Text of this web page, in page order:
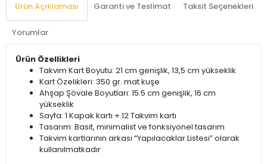
Ürün Açıklaması Garanti ve Teslimat Taksit Seçenekleri
Yorumlar
Ürün Özellikleri
Takvim Kart Boyutu: 21 cm genişlik, 13,5 cm yükseklik
Kart Özelikleri: 350 gr. mat kuşe
Ahşap Şövale Boyutları: 15.5 cm genişlik, 16 cm
yükseklik
Sayfa: 1 Kapak kartı + 12 Takvim kartı
Tasarım: Basit, minimalist ve fonksiyonel tasarım
Takvim kartlarının arkası “Yapılacaklar Listesi” olarak
kullanılmatkadır